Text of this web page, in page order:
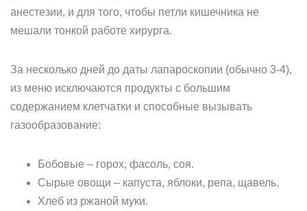
анестезии, и для того, чтобы петли кишечника не
мешали тонкой работе хирурга.
За несколько дней до даты лапароскопии (обычно 3-4),
из меню исключаются продукты с большим
содержанием клетчатки и способные вызывать
газообразование:
Бобовые – горох, фасоль, соя.
Сырые овощи – капуста, яблоки, репа, щавель.
Хлеб из ржаной муки.